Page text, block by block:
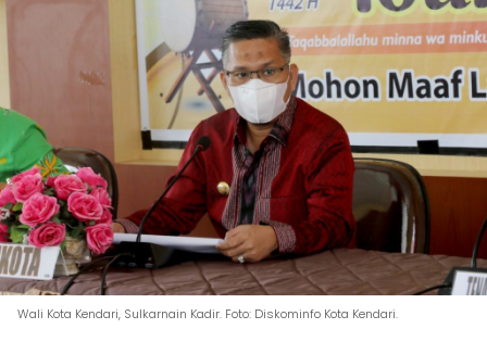
Wali Kota Kendari, Sulkarnain Kadir. Foto: Diskominfo Kota Kendari.